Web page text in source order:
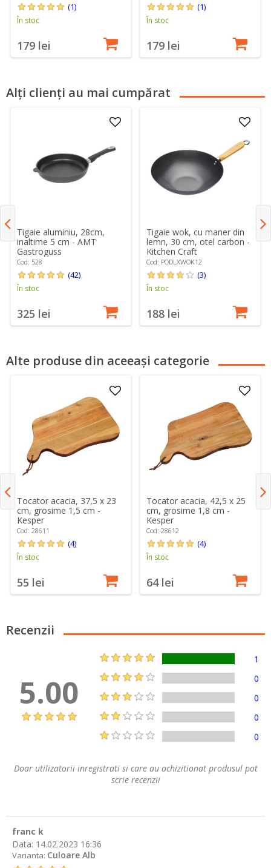
(1)
În stoc
179 lei
(1)
În stoc
179 lei
Alți clienți au mai cumpărat
Tigaie aluminiu, 28cm,
inaltime 5 cm - AMT
Gastroguss
Cod: 528
(42)
În stoc
325 lei
Tigaie wok, cu maner din
lemn, 30 cm, otel carbon -
Kitchen Craft
Cod: PODLXWOK12
(3)
În stoc
188 lei
Alte produse din aceeași categorie
Tocator acacia, 37,5 x 23
cm, grosime 1,5 cm -
Kesper
Cod: 28611
(4)
În stoc
55 lei
Tocator acacia, 42,5 x 25
cm, grosime 1,8 cm -
Kesper
Cod: 28612
(4)
În stoc
64 lei
Recenzii
5.00
1
0
0
0
0
Doar utilizatorii inregistrati si care au achizitionat produsul pot
scrie recenzii
franc k
Data: 14.02.2023 16:36
Varianta: Culoare Alb